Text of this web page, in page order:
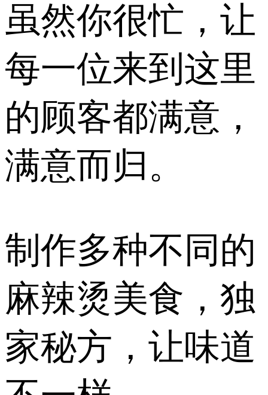
虽然你很忙，让
每一位来到这里
的顾客都满意，
满意而归。
制作多种不同的
麻辣烫美食，独
家秘方，让味道